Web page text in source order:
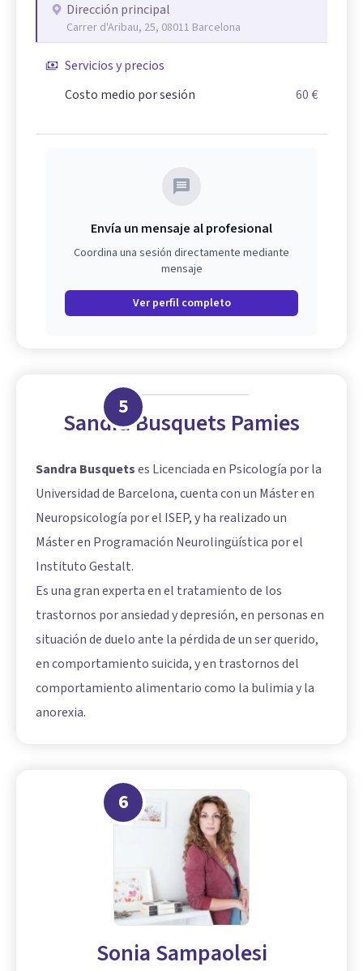
Dirección principal
Carrer d'Aribau, 25, 08011 Barcelona
Servicios y precios
Costo medio por sesión
60 €
Envía un mensaje al profesional
Coordina una sesión directamente mediante
mensaje
Ver perfil completo
5
Sandra Busquets Pamies
Sandra Busquetses Licenciada en Psicología por la
Universidad de Barcelona, cuenta con un Máster en
Neuropsicología por el ISEP, y ha realizado un
Máster en Programación Neurolingüística por el
Instituto Gestalt.
Es una gran experta en el tratamiento de los
trastornos por ansiedad y depresión, en personas en
situación de duelo ante la pérdida de un ser querido,
en comportamiento suicida, y en trastornos del
comportamiento alimentario como la bulimia y la
anorexia.
6
Sonia Sampaolesi